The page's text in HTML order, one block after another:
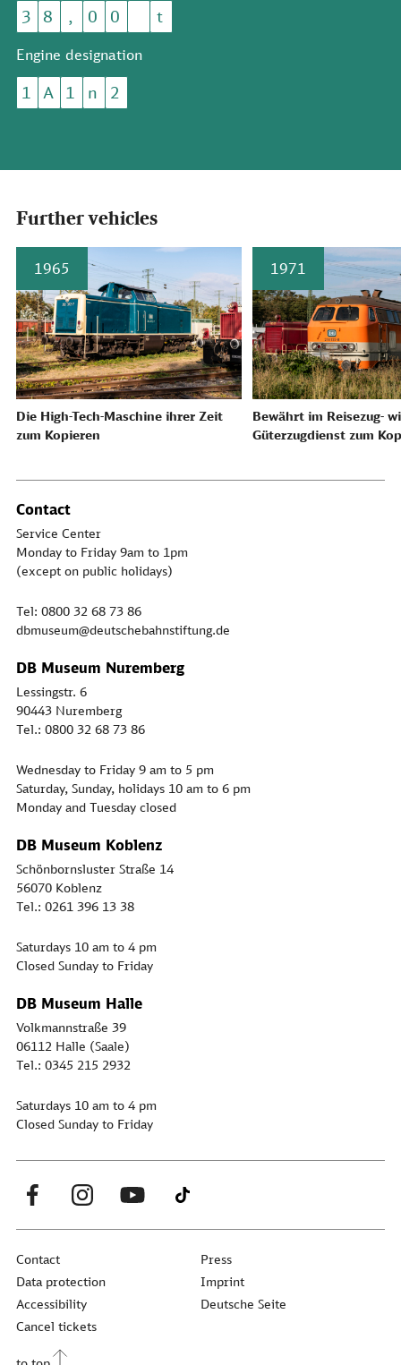
3 8 , 0 0 t
Engine designation
1 A 1 n 2
Further vehicles
1965
Die High-Tech-Maschine ihrer Zeit
zum Kopieren
1971
Bewährt im Reisezug-
Güterzugdienst zum
Contact
Service Center
Monday to Friday 9am to 1pm
(except on public holidays)
Tel: 0800 32 68 73 86
dbmuseum@deutschebahnstiftung.de
DB Museum Nuremberg
Lessingstr. 6
90443 Nuremberg
Tel.: 0800 32 68 73 86
Wednesday to Friday 9 am to 5 pm
Saturday, Sunday, holidays 10 am to 6 pm
Monday and Tuesday closed
DB Museum Koblenz
Schönbornsluster Straße 14
56070 Koblenz
Tel.: 0261 396 13 38
Saturdays 10 am to 4 pm
Closed Sunday to Friday
DB Museum Halle
Volkmannstraße 39
06112 Halle (Saale)
Tel.: 0345 215 2932
Saturdays 10 am to 4 pm
Closed Sunday to Friday
Contact
Press
Data protection
Imprint
Accessibility
Deutsche Seite
Cancel tickets